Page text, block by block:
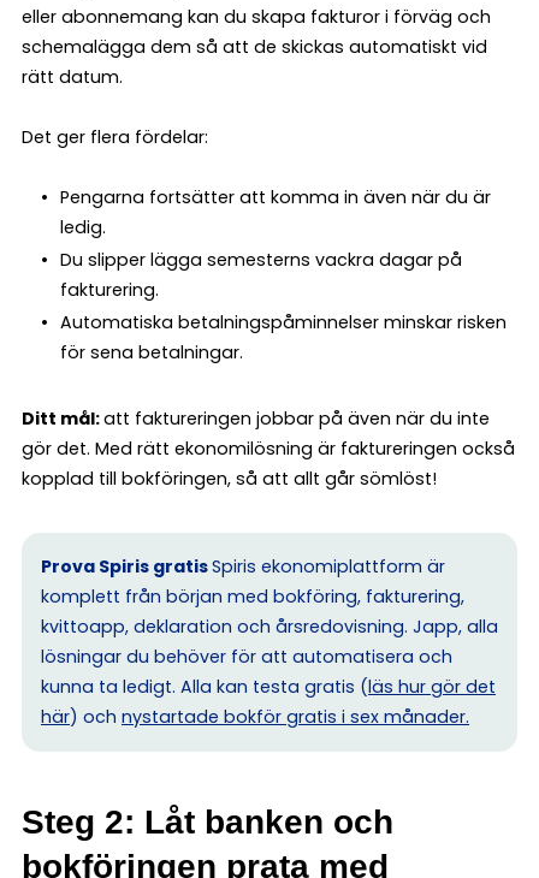
eller abonnemang kan du skapa fakturor i förväg och
schemalägga dem så att de skickas automatiskt vid
rätt datum.
Det ger flera fördelar:
Pengarna fortsätter att komma in även när du är
ledig.
Du slipper lägga semesterns vackra dagar på
fakturering.
Automatiska betalningspåminnelser minskar risken
för sena betalningar.
Ditt mål:att faktureringen jobbar på även när du inte
gör det. Med rätt ekonomilösning är faktureringen också
kopplad till bokföringen, så att allt går sömlöst!
Prova Spiris gratisSpiris ekonomiplattform är
komplett från början med bokföring, fakturering,
kvittoapp, deklaration och årsredovisning. Japp, alla
lösningar du behöver för att automatisera och
kunna ta ledigt. Alla kan testa gratis (läs hur gör det
här) och nystartade bokför gratis i sex månader.
Steg 2: Låt banken och
bokföringen prata med